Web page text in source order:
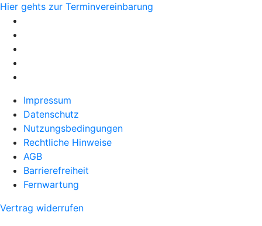
Hier gehts zur Terminvereinbarung
Impressum
Datenschutz
Nutzungsbedingungen
Rechtliche Hinweise
AGB
Barrierefreiheit
Fernwartung
Vertrag widerrufen